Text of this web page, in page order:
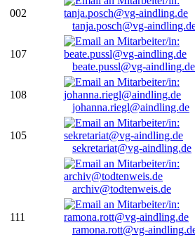
002
tanja.posch@vg-
107
beate.pussl@vg-aindling.de
108
johanna.riegl@aindling.de
105
sekretariat@vg-aindling.de
archiv@todtenweis.de
111
ramona.rott@vg-